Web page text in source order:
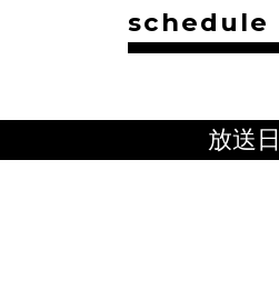
schedule
放送